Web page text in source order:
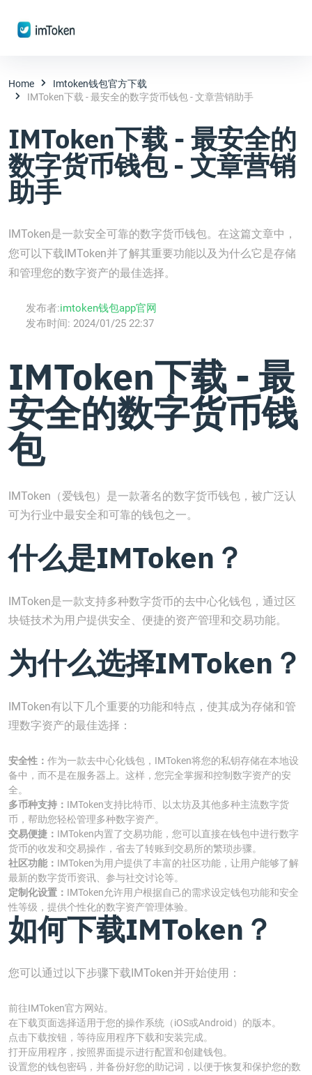
Home
Imtoken钱包官方下载
IMToken下载 - 最安全的数字货币钱包 - 文章营销助手
IMToken下载 - 最安全的
数字货币钱包 - 文章营销
助手
IMToken是一款安全可靠的数字货币钱包。在这篇文章中，
您可以下载IMToken并了解其重要功能以及为什么它是存储
和管理您的数字资产的最佳选择。
发布者:imtoken钱包app官网
发布时间: 2024/01/25 22:37
IMToken下载 - 最
安全的数字货币钱
包
IMToken（爱钱包）是一款著名的数字货币钱包，被广泛认
可为行业中最安全和可靠的钱包之一。
什么是IMToken？
IMToken是一款支持多种数字货币的去中心化钱包，通过区
块链技术为用户提供安全、便捷的资产管理和交易功能。
为什么选择IMToken？
IMToken有以下几个重要的功能和特点，使其成为存储和管
理数字资产的最佳选择：
安全性： 作为一款去中心化钱包，IMToken将您的私钥存储在本地设
备中，而不是在服务器上。这样，您完全掌握和控制数字资产的安
全。
多币种支持： IMToken支持比特币、以太坊及其他多种主流数字货
币，帮助您轻松管理多种数字资产。
交易便捷： IMToken内置了交易功能，您可以直接在钱包中进行数字
货币的收发和交易操作，省去了转账到交易所的繁琐步骤。
社区功能： IMToken为用户提供了丰富的社区功能，让用户能够了解
最新的数字货币资讯、参与社交讨论等。
定制化设置： IMToken允许用户根据自己的需求设定钱包功能和安全
性等级，提供个性化的数字资产管理体验。
如何下载IMToken？
您可以通过以下步骤下载IMToken并开始使用：
前往IMToken官方网站。
在下载页面选择适用于您的操作系统（iOS或Android）的版本。
点击下载按钮，等待应用程序下载和安装完成。
打开应用程序，按照界面提示进行配置和创建钱包。
设置您的钱包密码，并备份好您的助记词，以便于恢复和保护您的数